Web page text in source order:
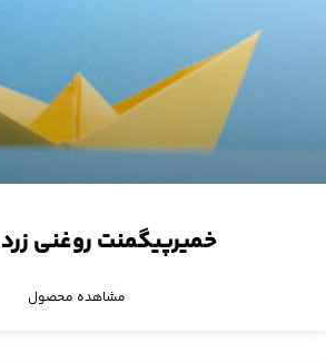
خمیرپیگمنت روغنی زرد ۵۲۳۴
مشاهده محصول